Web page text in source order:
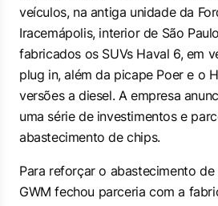
veículos, na antiga unidade da
Iracemápolis, interior de São
fabricados os SUVs Haval 6, em
plug in, além da picape Poer e o
versões a diesel. A empresa
uma série de investimentos e
abastecimento de chips.
Para reforçar o abastecimento
GWM fechou parceria com a